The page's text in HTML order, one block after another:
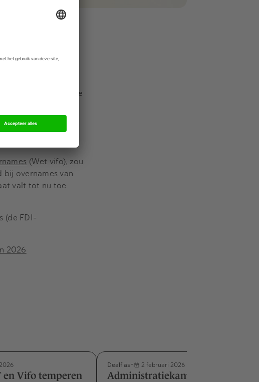
de Tweede
van ongewenste
werkt
met een
door de
(Wet vifo), zou
overnames van
valt tot nu toe
(de FDI-
2026
en Vifo temperen
Dealflash 2 februari 2026
Administratiekantoor werkt aan